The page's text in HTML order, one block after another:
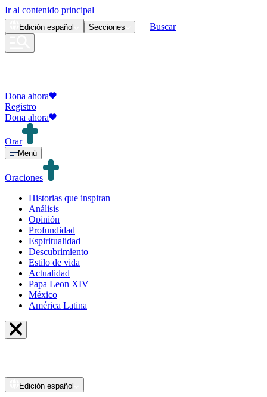
Ir al contenido principal
Edición español Secciones Buscar
Dona ahora
Registro
Dona ahora
Orar
Menú
Oraciones
Historias que inspiran
Análisis
Opinión
Profundidad
Espiritualidad
Descubrimiento
Estilo de vida
Actualidad
Papa Leon XIV
México
América Latina
Edición español